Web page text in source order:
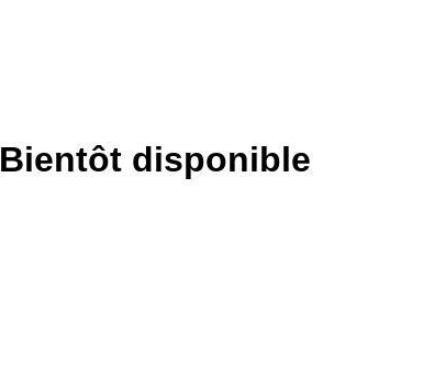
Bientôt disponible